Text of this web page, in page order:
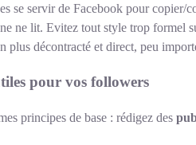
se servir de Facebook pour copier/
ne lit. Evitez tout style trop formel
plus décontracté et direct, peu
pour vos followers
principes de base : rédigez des